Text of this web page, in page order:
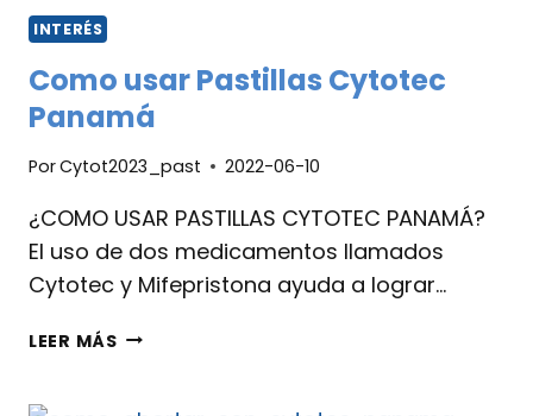
INTERÉS
Como usar Pastillas Cytotec
Panamá
PorCytot2023_past 2022-06-10
¿COMO USAR PASTILLAS CYTOTEC PANAMÁ?
El uso de dos medicamentos llamados
Cytotec y Mifepristona ayuda a lograr…
LEER MÁS